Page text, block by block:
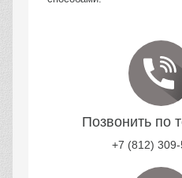
Позвонить по
+7 (812)